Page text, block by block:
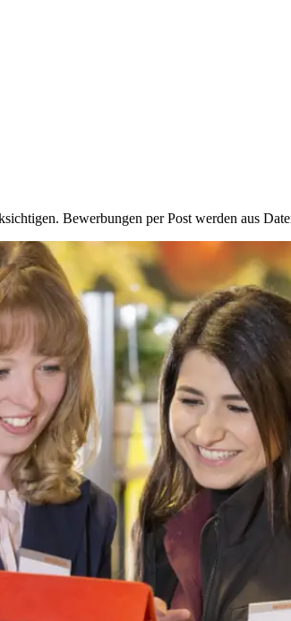
Bewerbungen per Post werden aus